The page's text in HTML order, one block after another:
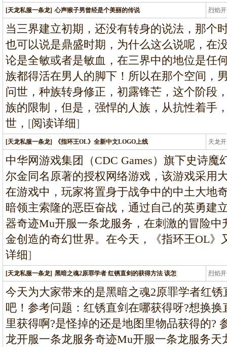
[天龙私服一条龙] 心声猴子男曾经是个美丽的传说 烈焰
龙
当三界建立初期，还没有转身的说法，那个
也可以说是鼎盛时期，为什么这么说呢，在
论是全敏或者是敏血，在三界中的地位是任
族都得活在男人的脚下！所以在那个空间，
问世，种族转身修正，初露锋芒，这个阶段
族的限制，但是，强悍的人族，从抗性着手
世， [阅读详细]
[天龙私服一条龙] 《指环王OL》全新中文LOGO上线 天龙
龙
中华网游戏集团（CDC Games）旗下史诗
尔金同名原著的授权网络游戏，该游戏采用
在游戏中，玩家将置身于战争中的中土大地
暗领主索隆的恶臣奋战，通过自己的英勇建
器奇迹Mu开服一条龙服务，在刺激的冒险
金创造的奇幻世界。在今天，《指环王OL》
详细]
[天龙私服一条龙] 黑暗之魂2原罪学者 红锈直剑的获得方法 该怎 烈焰
龙
今天为大家带来的是黑暗之魂2原罪学者红
吧！参考问题：红锈直剑在哪获得呀?想换
里获得啊?是怪掉的还是地图里物品获得的?
龙开服一条龙服务奇迹Mu开服一条龙服务